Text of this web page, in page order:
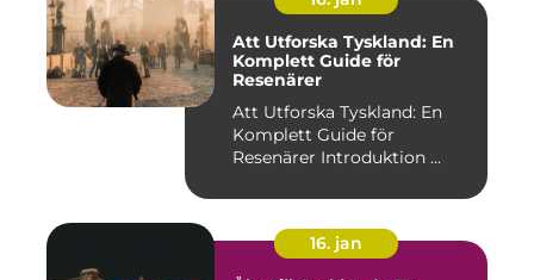
Att Utforska Tyskland: En
Komplett Guide för
Resenärer
Att Utforska Tyskland: En
Komplett Guide för
Resenärer Introduktion ...
16. jan